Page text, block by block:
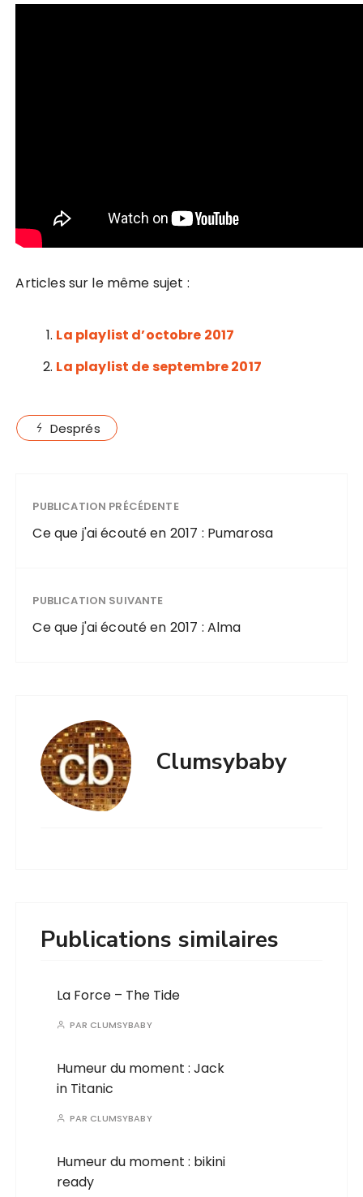
Articles sur le même sujet :
La playlist d’octobre 2017
La playlist de septembre 2017
Després
PUBLICATION PRÉCÉDENTE
Ce que j'ai écouté en 2017 : Pumarosa
PUBLICATION SUIVANTE
Ce que j'ai écouté en 2017 : Alma
Clumsybaby
Publications similaires
La Force – The Tide
PAR CLUMSYBABY
Humeur du moment : Jack
in Titanic
PAR CLUMSYBABY
Humeur du moment : bikini
ready